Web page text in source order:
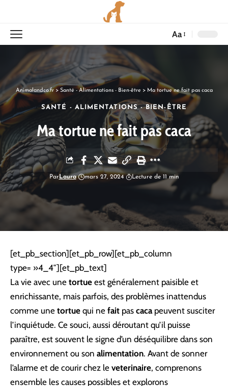
Aa
Animalandco.fr> Santé - Alimentations - Bien-être > Ma tortue ne fait pas caca
SANTÉ - ALIMENTATIONS - BIEN-ÊTRE
Ma tortue ne fait pas caca
Par Laura mars 27, 2024 Lecture de 11 min
[et_pb_section][et_pb_row][et_pb_column
type= »4_4″][et_pb_text]
La vie avec une tortue est généralement paisible et
enrichissante, mais parfois, des problèmes inattendus
comme une tortue qui ne fait pas cacapeuvent susciter
l’inquiétude. Ce souci, aussi déroutant qu’il puisse
paraître, est souvent le signe d’un déséquilibre dans son
environnement ou son alimentation. Avant de sonner
l’alarme et de courir chez le veterinaire, comprenons
ensemble les causes possibles et explorons